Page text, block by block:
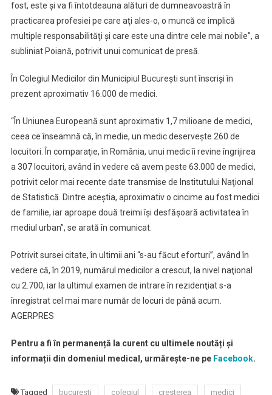
fost, este şi va fi întotdeauna alături de dumneavoastră în
practicarea profesiei pe care aţi ales-o, o muncă ce implică
multiple responsabilităţi şi care este una dintre cele mai nobile”, a
subliniat Poiană, potrivit unui comunicat de presă.
În Colegiul Medicilor din Municipiul Bucureşti sunt înscrişi în
prezent aproximativ 16.000 de medici.
“În Uniunea Europeană sunt aproximativ 1,7 milioane de medici,
ceea ce înseamnă că, în medie, un medic deserveşte 260 de
locuitori. În comparaţie, în România, unui medic îi revine îngrijirea
a 307 locuitori, având în vedere că avem peste 63.000 de medici,
potrivit celor mai recente date transmise de Institutului Naţional
de Statistică. Dintre aceştia, aproximativ o cincime au fost medici
de familie, iar aproape două treimi îşi desfăşoară activitatea în
mediul urban”, se arată în comunicat.
Potrivit sursei citate, în ultimii ani “s-au făcut eforturi”, având în
vedere că, în 2019, numărul medicilor a crescut, la nivel naţional
cu 2.700, iar la ultimul examen de intrare în rezidenţiat s-a
înregistrat cel mai mare număr de locuri de până acum.
AGERPRES
Pentru a fi în permanență la curent cu ultimele noutăți și
informații din domeniul medical, urmărește-ne pe Facebook.
Tagged bucuresti colegiul cresterea
medici